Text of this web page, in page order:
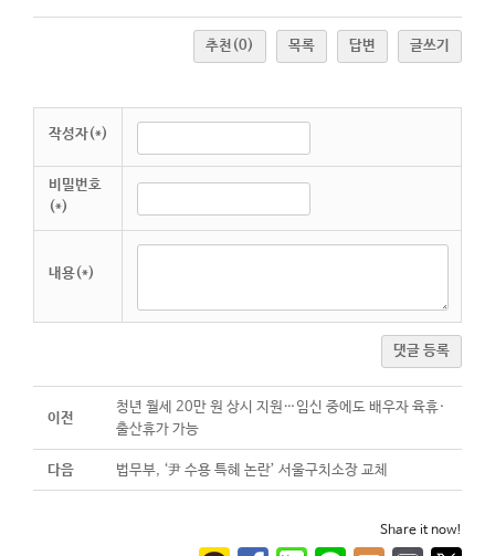
추천 (0) 목록 답변 글쓰기
작성자(*)
비밀번호
(*)
내용(*)
댓글 등록
이전
청년 월세 20만 원 상시 지원…임신 중에도 배우자 육휴·
출산휴가 가능
다음 법무부, ‘尹 수용 특혜 논란’ 서울구치소장 교체
Share it now!